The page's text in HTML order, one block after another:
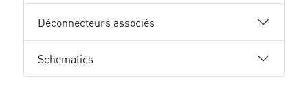
Déconnecteurs associés
Schematics